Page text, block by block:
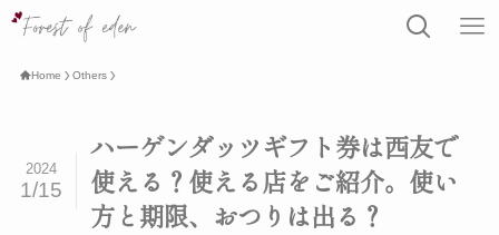
Home Others
ハーゲンダッツギフト券は西友で
使える？使える店をご紹介。使い
方と期限、おつりは出る？
2024
1/15